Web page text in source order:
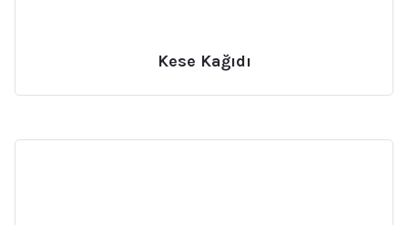
Kese Kağıdı